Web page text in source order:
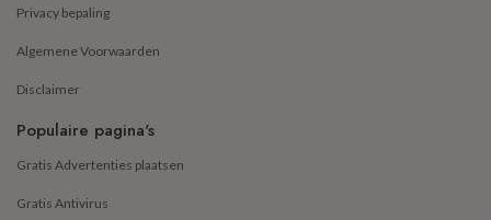
Privacy bepaling
Algemene Voorwaarden
Disclaimer
Populaire pagina's
Gratis Advertenties plaatsen
Gratis Antivirus